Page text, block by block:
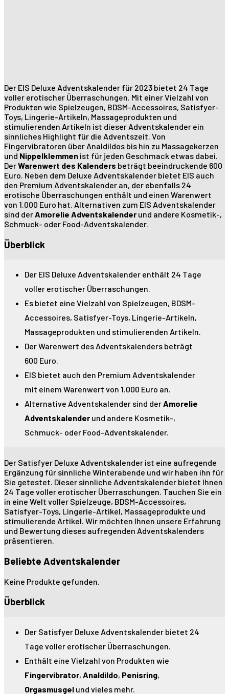
Der EIS Deluxe Adventskalender für 2023 bietet 24 Tage
voller erotischer Überraschungen. Mit einer Vielzahl von
Produkten wie Spielzeugen, BDSM-Accessoires, Satisfyer-
Toys, Lingerie-Artikeln, Massageprodukten und
stimulierenden Artikeln ist dieser Adventskalender ein
sinnliches Highlight für die Adventszeit. Von
Fingervibratoren über Analdildos bis hin zu Massagekerzen
und Nippelklemmen ist für jeden Geschmack etwas dabei.
DerWarenwert des Kalenders beträgt beeindruckende 600
Euro. Neben dem Deluxe Adventskalender bietet EIS auch
den Premium Adventskalender an, der ebenfalls 24
erotische Überraschungen enthält und einen Warenwert
von 1.000 Euro hat. Alternativen zum EIS Adventskalender
sind derAmorelie Adventskalender und andere Kosmetik-,
Schmuck- oder Food-Adventskalender.
Überblick
Der EIS Deluxe Adventskalender enthält 24 Tage
voller erotischer Überraschungen.
Es bietet eine Vielzahl von Spielzeugen, BDSM-
Accessoires, Satisfyer-Toys, Lingerie-Artikeln,
Massageprodukten und stimulierenden Artikeln.
Der Warenwert des Adventskalenders beträgt
600 Euro.
EIS bietet auch den Premium Adventskalender
mit einem Warenwert von 1.000 Euro an.
Alternative Adventskalender sind derAmorelie
Adventskalender und andere Kosmetik-,
Schmuck- oder Food-Adventskalender.
Der Satisfyer Deluxe Adventskalender ist eine aufregende
Ergänzung für sinnliche Winterabende und wir haben ihn für
Sie getestet. Dieser sinnliche Adventskalender bietet Ihnen
24 Tage voller erotischer Überraschungen. Tauchen Sie ein
in eine Welt voller Spielzeuge, BDSM-Accessoires,
Satisfyer-Toys, Lingerie-Artikel, Massageprodukte und
stimulierende Artikel. Wir möchten Ihnen unsere Erfahrung
und Bewertung dieses aufregenden Adventskalenders
präsentieren.
Beliebte Adventskalender
Keine Produkte gefunden.
Überblick
Der Satisfyer Deluxe Adventskalender bietet 24
Tage voller erotischer Überraschungen.
Enthält eine Vielzahl von Produkten wie
Fingervibrator, Analdildo, Penisring,
Orgasmusgel und vieles mehr.